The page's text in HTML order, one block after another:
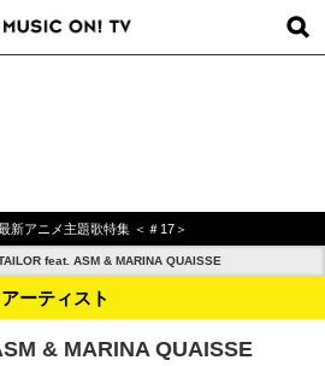
新アニメ主題歌特集 ＜＃17＞
feat. ASM & MARINA QUAISSE
アーティスト
& MARINA QUAISSE